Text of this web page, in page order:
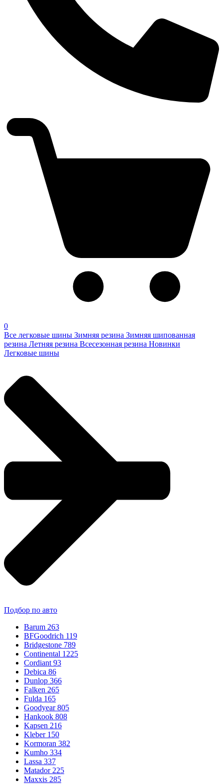
0
Все легковые шины Зимняя резина Зимняя шипованная
резина Летняя резина Всесезонная резина Новинки
Легковые шины
Подбор по авто
Barum 263
BFGoodrich 119
Bridgestone 789
Continental 1225
Cordiant 93
Debica 86
Dunlop 366
Falken 265
Fulda 165
Goodyear 805
Hankook 808
Kapsen 216
Kleber 150
Kormoran 382
Kumho 334
Lassa 337
Matador 225
Maxxis 285